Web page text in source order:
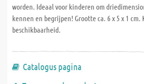
worden. Ideaal voor kinderen om
kennen en begrijpen! Grootte ca. 6 x 5 x 1
beschikbaarheid.
Catalogus pagina